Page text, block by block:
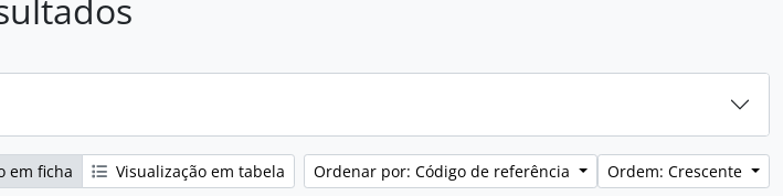
em ficha Visualização em tabela Ordenar por: Código de referência Ordem: Crescente